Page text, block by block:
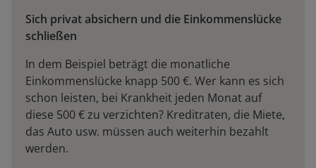
Sich privat absichern und die Einkommenslücke
schließen
In dem Beispiel beträgt die monatliche
Einkommenslücke knapp 500 €. Wer kann es sich
schon leisten, bei Krankheit jeden Monat auf
diese 500 € zu verzichten? Kreditraten, die Miete,
das Auto usw. müssen auch weiterhin bezahlt
werden.